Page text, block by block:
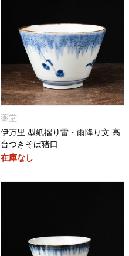
薬堂
伊万里 型紙摺り雷・雨降り文 高
台つきそば猪口
在庫なし